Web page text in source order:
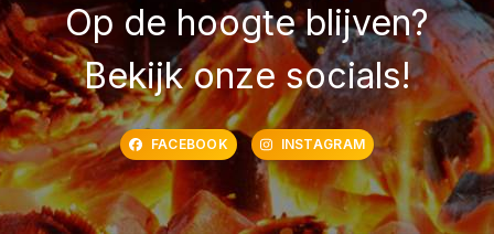
Op de hoogte blijven?
Bekijk onze socials!
FACEBOOK INSTAGRAM